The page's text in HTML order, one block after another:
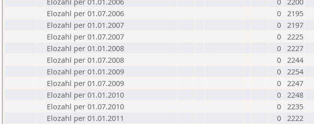
Elozahl per 01.07.2006
0 2195
Elozahl per 01.01.2007
0 2197
Elozahl per 01.07.2007
0 2225
Elozahl per 01.01.2008
0 2227
Elozahl per 01.07.2008
0 2244
Elozahl per 01.01.2009
0 2254
Elozahl per 01.07.2009
0 2247
Elozahl per 01.01.2010
0 2248
Elozahl per 01.07.2010
0 2235
Elozahl per 01.01.2011
0 2222